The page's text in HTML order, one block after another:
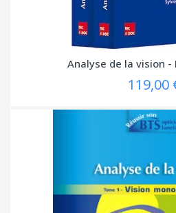
Analyse de la vision -
119,00